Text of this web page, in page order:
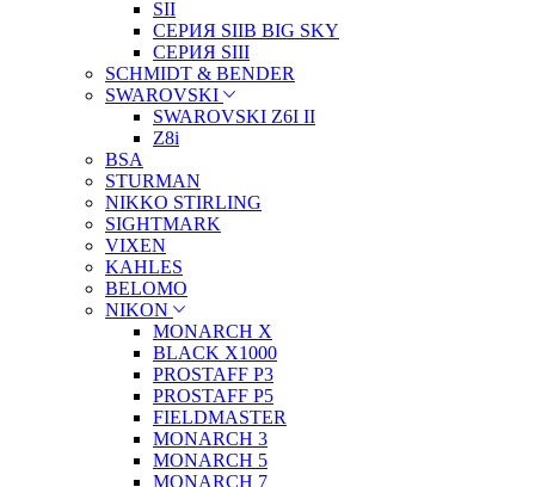
SII
СЕРИЯ SIIB BIG SKY
СЕРИЯ SIII
SCHMIDT & BENDER
SWAROVSKI
SWAROVSKI Z6I II
Z8i
BSA
STURMAN
NIKKO STIRLING
SIGHTMARK
VIXEN
KAHLES
BELOMO
NIKON
MONARCH X
BLACK X1000
PROSTAFF P3
PROSTAFF P5
FIELDMASTER
MONARCH 3
MONARCH 5
MONARCH 7